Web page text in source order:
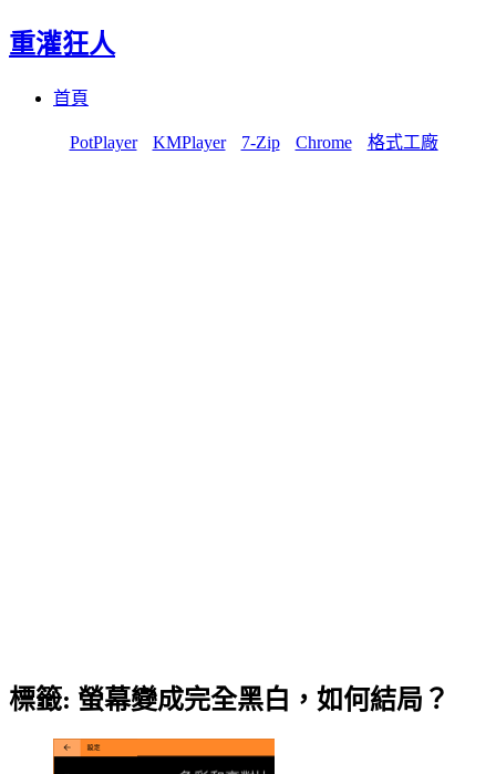
重灌狂人
首頁
PotPlayer KMPlayer 7-Zip Chrome 格式工廠
標籤: 螢幕變成完全黑白，如何結局？